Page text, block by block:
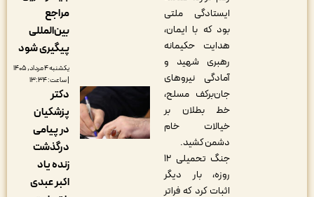
ایستادگی ملتی
بود که با ایمان،
هدایت حکیمانه
رهبری شهید و
آمادگی نیروهای
جان‌برکف مسلح،
خط بطلان بر
خیالات خام
دشمن کشید.
جنگ تحمیلی ۱۲
روزه، بار دیگر
اثبات کرد که فراتر
بین‌المللی
پیگیری شود
یکشنبه ۴ مرداد, ۱۴۰۵
دکتر
پزشکیان
در پیامی
درگذشت
زنده یاد
اکبر عبدی